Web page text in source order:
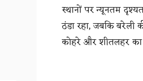
स्थानों पर न्यूनतम
ठंडा रहा, जबकि बरेली
कोहरे और शीतलहर का